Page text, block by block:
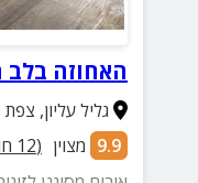
האחוזה
גליל עליון, צפת
9.9 מצוין (
12